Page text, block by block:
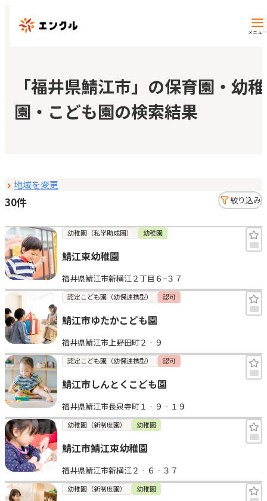
メニュー
保育園・幼稚園を探す
地図から探す
マイページ
お気に入り
見学日記
メッセージ
おすすめの園
エンクルの特徴と活用方法
コラム
お知らせ
「福井県鯖江市」の保育園・幼稚
園・こども園の検索結果
地域を変更
30件 絞り込み
幼稚園（私学助成園） 幼稚園
鯖江東幼稚園
福井県鯖江市新横江２丁目６−３７
認定こども園（幼保連携型） 認可
鯖江市ゆたかこども園
福井県鯖江市上野田町２‐９
認定こども園（幼保連携型） 認可
鯖江市しんとくこども園
福井県鯖江市長泉寺町１‐９‐１９
幼稚園（新制度園） 幼稚園
鯖江市鯖江東幼稚園
福井県鯖江市新横江２‐６‐３７
幼稚園（新制度園） 幼稚園